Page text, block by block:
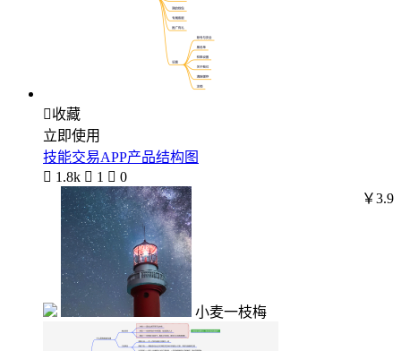
收藏
立即使用
技能交易APP产品结构图
 1.8k  1  0
小麦一枝梅
￥3.9